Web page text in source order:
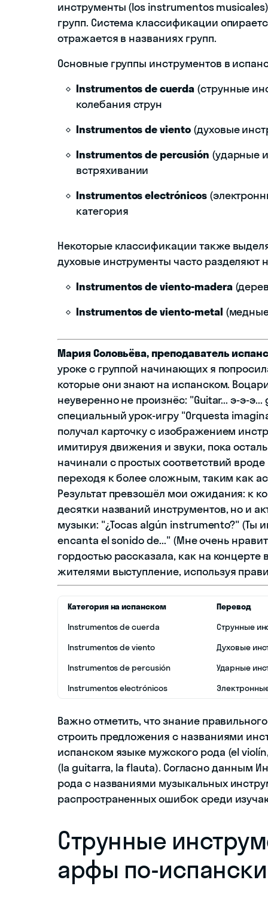
инструменты (los instrumentos
групп. Система классификации
отражается в названиях групп.
Основные группы инструментов в
Instrumentos de cuerda(струнные
колебания струн
Instrumentos de viento(духовые
Instrumentos de percusión (ударные
встряхивании
Instrumentos electrónicos
категория
Некоторые классификации также
духовые инструменты часто разделяют
Instrumentos de viento-madera
Instrumentos de viento-metal
Мария Соловьёва, преподаватель
уроке с группой начинающих я
которые они знают на испанском.
неуверенно не произнёс: "Guitar... э-э-
специальный урок-игру "Orquesta
получал карточку с изображением
имитируя движения и звуки, пока
начинали с простых соответствий
переходя к более сложным, таким как
Результат превзошёл мои ожидания: к
десятки названий инструментов, но и
музыки: "¿Tocas algún instrumento?" (Ты
encanta el sonido de..." (Мне очень
гордостью рассказала, как на
жителями выступление, используя
Категория на испанском
Перевод
Instrumentos de cuerda
Струнные
Instrumentos de viento
Духовые
Instrumentos de percusión
Ударные
Instrumentos electrónicos
Важно отметить, что знание
строить предложения с названиями
испанском языке мужского рода (el
(la guitarra, la flauta). Согласно данным
рода с названиями музыкальных
распространенных ошибок среди
Струнные
арфы по-испански